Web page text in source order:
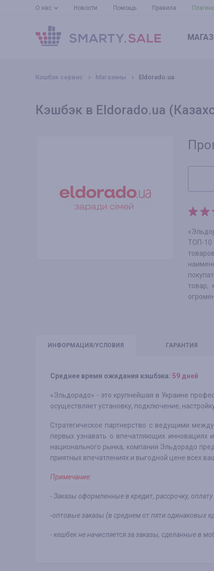
О нас Новости Помощь Правила
Кэшбэк сервис Магазины Eldorado.ua
Кэшбэк в Eldorado.ua
ТОП-10
товар,
ИНФО РМАЦИЯ/УСЛОВИЯ ГАРАНТИЯ
Среднее время ожидания кэшбэка: 59 дней
«Эльдорадо» - это крупнейшая в Украине
осуществляет установку, подключение,
Стратегическое партнерство с ведущими
первых узнавать о впечатляющих
национального рынка, компания Эльдорадо
приятных впечатлениях и выгодной цене всех
Примечание:
-Заказы оформленные в кредит, рассрочку,
-оптовые заказы (в среднем от пяти одинаковых
- кешбек не начисляется за заказы, сделанные в